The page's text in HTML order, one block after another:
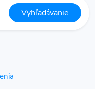
Vyhľadávanie